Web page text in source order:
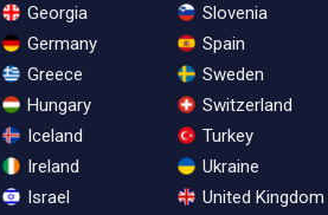
Georgia
Germany
Greece
Hungary
Iceland
Ireland
Israel
Slovenia
Spain
Sweden
Switzerland
Turkey
Ukraine
United Kingdom